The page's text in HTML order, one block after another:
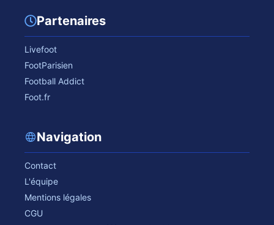
Partenaires
Livefoot
FootParisien
Football Addict
Foot.fr
Navigation
Contact
L'équipe
Mentions légales
CGU